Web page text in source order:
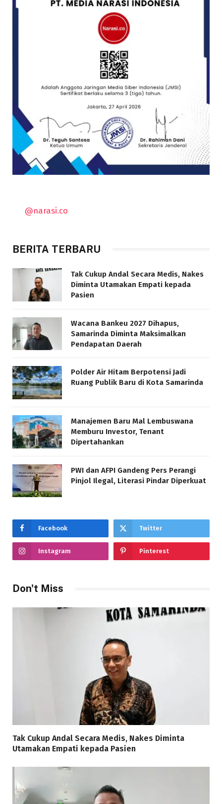
@narasi.co
BERITA TERBARU
Tak Cukup Andal Secara Medis, Nakes
Diminta Utamakan Empati kepada
Pasien
Wacana Bankeu 2027 Dihapus,
Samarinda Diminta Maksimalkan
Pendapatan Daerah
Polder Air Hitam Berpotensi Jadi
Ruang Publik Baru di Kota Samarinda
Manajemen Baru Mal Lembuswana
Memburu Investor, Tenant
Dipertahankan
PWI dan AFPI Gandeng Pers Perangi
Pinjol Ilegal, Literasi Pindar Diperkuat
Facebook Twitter
Instagram Pinterest
Don't Miss
Tak Cukup Andal Secara Medis, Nakes Diminta
Utamakan Empati kepada Pasien